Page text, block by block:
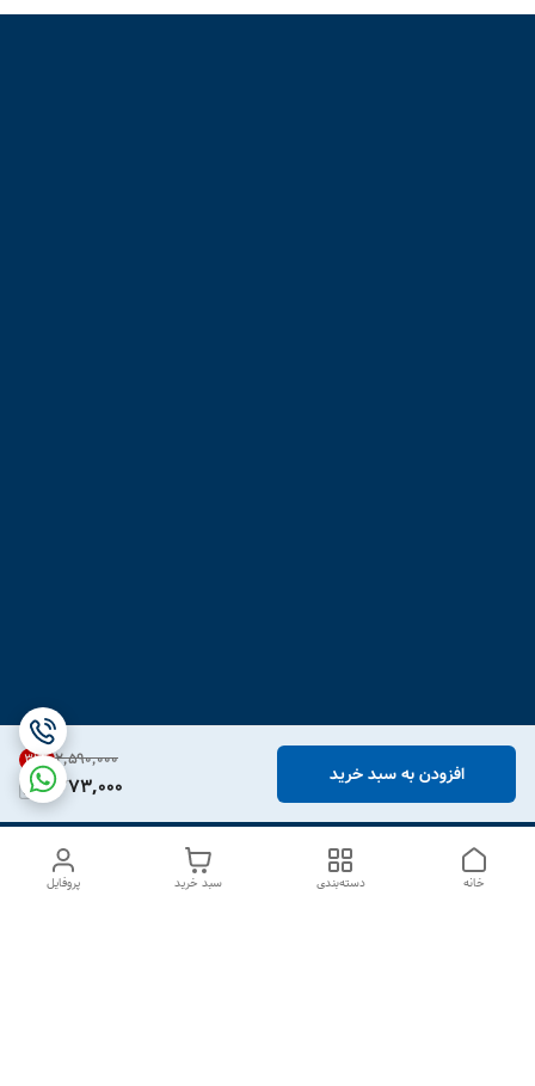
۲٬۵۹۰٬۰۰۰ 31%
1,773,000 افزودن به سبد خرید
پروفایل سبد خرید دسته‌بندی خانه